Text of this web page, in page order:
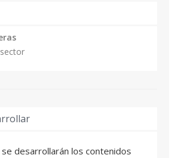
lo hacéis, la inscripción no es
desarrollarán los contenidos